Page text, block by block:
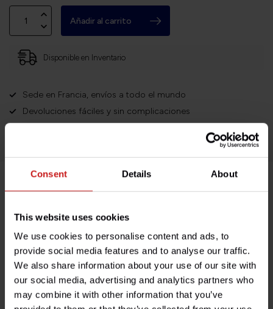
Consent Details About
This website uses cookies
We use cookies to personalise content and ads, to
provide social media features and to analyse our traffic.
We also share information about your use of our site with
our social media, advertising and analytics partners who
may combine it with other information that you’ve
Añadir al carrito
Disponible en Inventario
Sede en Francia, envíos a todo el mundo
Devoluciones fáciles y sin complicaciones
Especificaciones
¿Tienes alguna pregunta sobre este producto?
¿Necesita ayuda con su pedido? No dude en contactar